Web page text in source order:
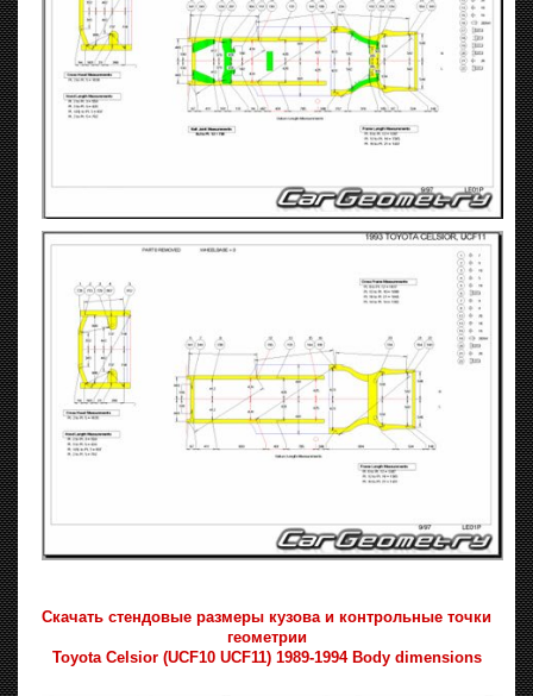
Скачать стендовые размеры кузова и контрольные точки
геометрии
Toyota Celsior (UCF10 UCF11) 1989-1994 Body dimensions